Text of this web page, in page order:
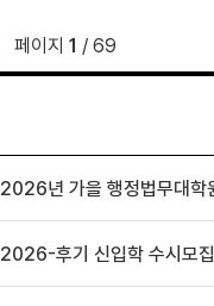
페이지 1 / 69
2026년 가을 행정법무대학
2026-후기 신입학 수시모